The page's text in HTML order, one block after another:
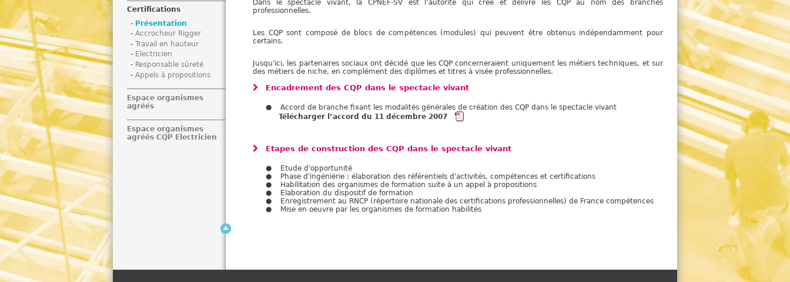
e
Dans le spectacle vivant, la CPNEF-SV est l’autorité qui crée et délivre les CQP au nom des branches
professionnelles.
Les CQP sont composé de blocs de compétences (modules) qui peuvent être obtenus indépendamment pour
certains.
Jusqu'ici, les partenaires sociaux ont décidé que les CQP concerneraient uniquement les métiers techniques, et sur
des métiers de niche, en complément des diplômes et titres à visée professionnelles.
Encadrement des CQP dans le spectacle vivant
Accord de branche fixant les modalités générales de création des CQP dans le spectacle vivant
Télécharger l’accord du 11 décembre 2007
Etapes de construction des CQP dans le spectacle vivant
Etude d'opportunité
Phase d'ingéniérie : élaboration des référentiels d'activités, compétences et certifications
Habilitation des organismes de formation suite à un appel à propositions
Elaboration du dispositif de formation
Enregistrement au RNCP (répertoire nationale des certifications professionnelles) de France compétences
Mise en oeuvre par les organismes de formation habilités
Certifications
Présentation
Accrocheur Rigger
Travail en hauteur
Electricien
Responsable sûreté
Appels à propositions
Espace organismes
agréés
Espace organismes
agréés CQP Electricien